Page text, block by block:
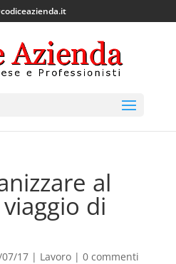
al
di
17| Lavoro| 0 commenti